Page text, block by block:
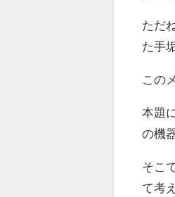
ただ
た手
この
本題
の機
そこ
て考